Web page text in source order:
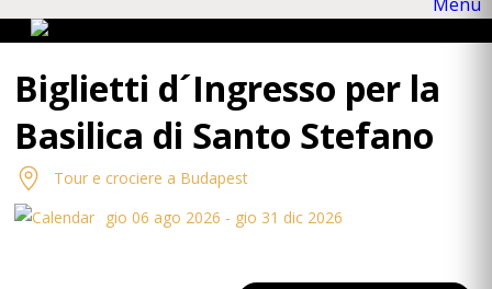
Biglietti d´Ingresso per la
Basilica di Santo Stefano
Tour e crociere a Budapest
gio 06 ago 2026 - gio 31 dic 2026